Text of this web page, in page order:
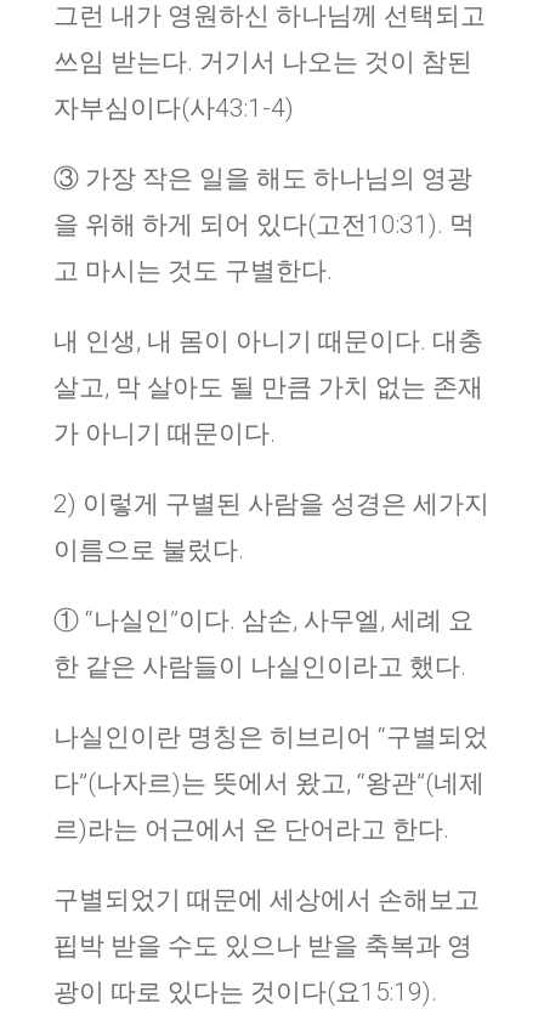
그런 내가 영원하신 하나님께 선택되고
쓰임 받는다. 거기서 나오는 것이 참된
자부심이다(사43:1-4)
③ 가장 작은 일을 해도 하나님의 영광
을 위해 하게 되어 있다(고전10:31). 먹
고 마시는 것도 구별한다.
내 인생, 내 몸이 아니기 때문이다. 대충
살고, 막 살아도 될 만큼 가치 없는 존재
가 아니기 때문이다.
2) 이렇게 구별된 사람을 성경은 세가지
이름으로 불렀다.
① “나실인”이다. 삼손, 사무엘, 세례 요
한 같은 사람들이 나실인이라고 했다.
나실인이란 명칭은 히브리어 “구별되었
다”(나자르)는 뜻에서 왔고, “왕관”(네제
르)라는 어근에서 온 단어라고 한다.
구별되었기 때문에 세상에서 손해보고
핍박 받을 수도 있으나 받을 축복과 영
광이 따로 있다는 것이다(요15:19).